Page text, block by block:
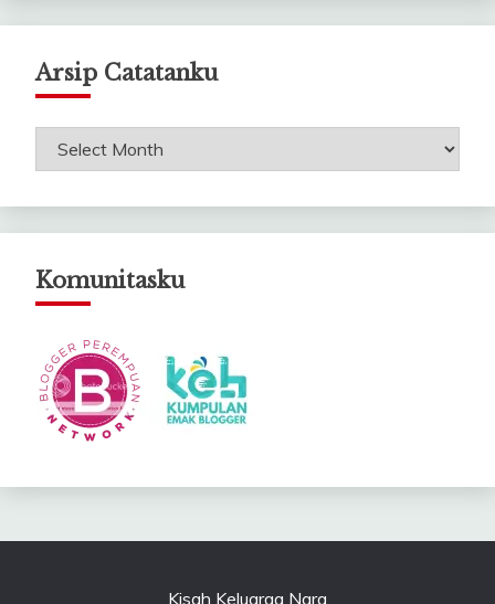
Arsip Catatanku
Arsip
Komunitasku
Kisah Keluarga Nara